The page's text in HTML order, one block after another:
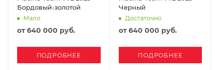
Бордовый-золотой
Мало
от640 000 руб.
ПОДРОБНЕЕ
Черный
Достаточно
от640 000 руб.
ПОДРОБНЕЕ